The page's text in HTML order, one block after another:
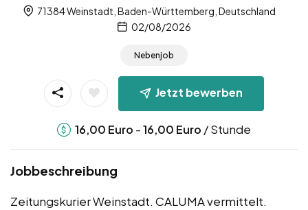
71384 Weinstadt, Baden-Württemberg, Deutschland
02/08/2026
Nebenjob
Jetzt bewerben
16,00 Euro -16,00 Euro / Stunde
Jobbeschreibung
Zeitungskurier Weinstadt. CALUMA vermittelt.